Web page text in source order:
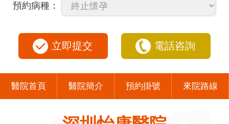
預約病種：
立即提交 電話咨詢
醫院首頁 醫院簡介 預約掛號 來院路線